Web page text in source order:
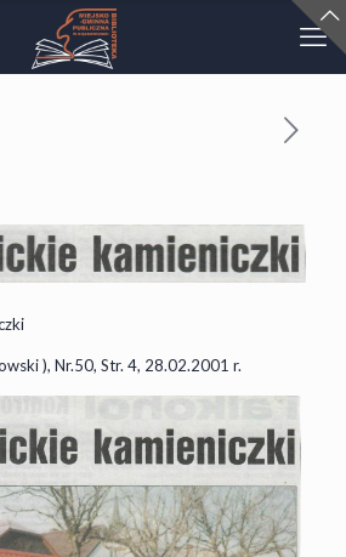
), Nr.50, Str. 4, 28.02.2001 r.